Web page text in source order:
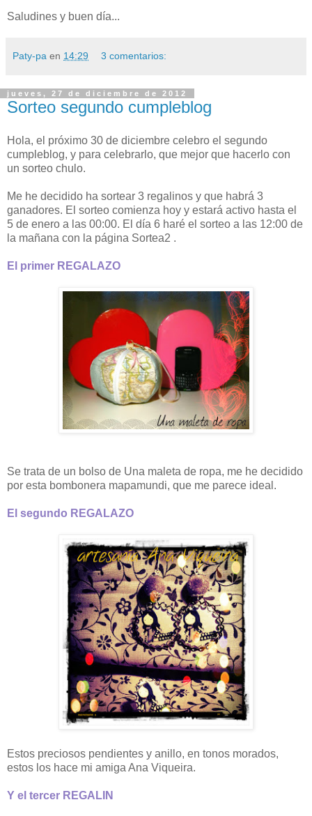
Saludines y buen día...
Paty-pa en 14:29 3 comentarios:
jueves, 27 de diciembre de 2012
Sorteo segundo cumpleblog
Hola, el próximo 30 de diciembre celebro el segundo
cumpleblog, y para celebrarlo, que mejor que hacerlo con
un sorteo chulo.
Me he decidido ha sortear 3 regalinos y que habrá 3
ganadores. El sorteo comienza hoy y estará activo hasta el
5 de enero a las 00:00. El día 6 haré el sorteo a las 12:00 de
la mañana con la página Sortea2 .
El primer REGALAZO
Se trata de un bolso de Una maleta de ropa, me he decidido
por esta bombonera mapamundi, que me parece ideal.
El segundo REGALAZO
Estos preciosos pendientes y anillo, en tonos morados,
estos los hace mi amiga Ana Viqueira.
Y el tercer REGALIN